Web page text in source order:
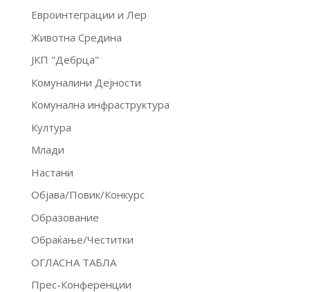
Евроинтеграции и Лер
Животна Средина
ЈКП "Дебрца"
Комуналини Дејности
Комунална инфраструктура
Култура
Млади
Настани
Објава/Повик/Конкурс
Образование
Обраќање/Честитки
ОГЛАСНА ТАБЛА
Прес-Конференции